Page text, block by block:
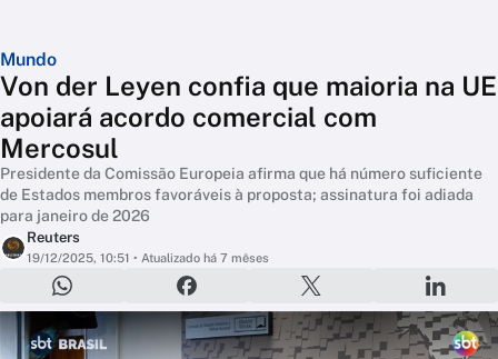
Mundo
Von der Leyen confia que maioria na UE
apoiará acordo comercial com
Mercosul
Presidente da Comissão Europeia afirma que há número suficiente
de Estados membros favoráveis à proposta; assinatura foi adiada
para janeiro de 2026
Reuters
19/12/2025, 10:51 • Atualizado há 7 mêses